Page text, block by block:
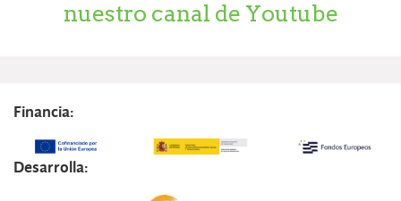
nuestro canal de Youtube
Financia:
Desarrolla: